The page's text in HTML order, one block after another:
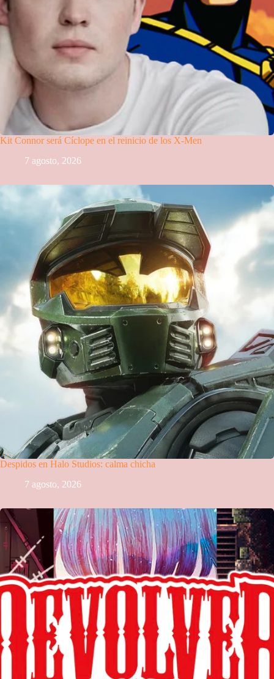
Kit Connor será Cíclope en el reinicio de los X-Men
7 agosto, 2026
Despidos en Halo Studios: calma chicha
7 agosto, 2026